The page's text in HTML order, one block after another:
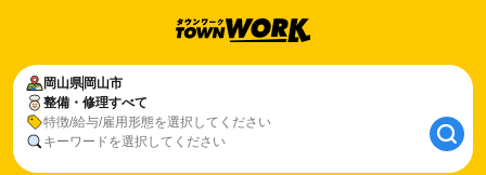
岡山県 岡山市
整備・修理すべて
特徴/給与/雇用形態を選択してください
キーワードを選択してください